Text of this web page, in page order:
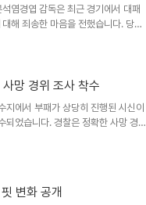
염경엽 감독은 최근 경기에서 대패
해 죄송한 마음을 전했습니다. 당초
줄이려 했으나, 부상 선수 발생과
박해민 선수가 역전 끝내기 스리런
와 '메가 트윈스 포'가 돌아올 것이
망 경위 조사 착수
에서 부패가 상당히 진행된 시신이
되었습니다. 경찰은 정확한 사망 경위
고를 받고 출동한 소방당국이 신속
계속될 것입니다. 사건 요약 및 향후
변화 공개